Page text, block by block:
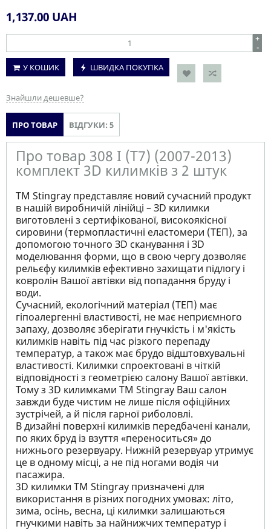
1,137.00 UAH
+
-
У КОШИК
ШВИДКА ПОКУПКА
Знайшли дешевше?
ПРО ТОВАР ВІДГУКИ: 5
Про товар 308 I (T7) (2007-2013)
комплект 3D килимків з 2 штук
ТМ Stingray представляє новий сучасний продукт
в нашій виробничій лінійці – ЗD килимки
виготовлені з сертифікованої, високоякісної
сировини (термопластичні еластомери (ТЕП), за
допомогою точного ЗD сканування і ЗD
моделювання форми, що в свою чергу дозволяє
рельєфу килимків ефективно захищати підлогу і
ковролін Вашої автівки від попадання бруду і
води.
Сучасний, екологічний матеріал (ТЕП) має
гіпоалергенні властивості, не має неприємного
запаху, дозволяє зберігати гнучкість і м'якість
килимків навіть під час різкого перепаду
температур, а також має брудо відштовхувальні
властивості. Килимки спроектовані в чіткій
відповідності з геометрією салону Вашої автівки.
Тому з 3D килимками TM Stingray Ваш салон
завжди буде чистим не лише після офіційних
зустрічей, а й після гарної риболовлі.
В дизайні поверхні килимків передбачені канали,
по яких бруд із взуття «переноситься» до
нижнього резервуару. Нижній резервуар утримує
це в одному місці, а не під ногами водія чи
пасажира.
3D килимки TM Stingray призначені для
використання в різних погодних умовах: літо,
зима, осінь, весна, ці килимки залишаються
гнучкими навіть за найнижчих температур і